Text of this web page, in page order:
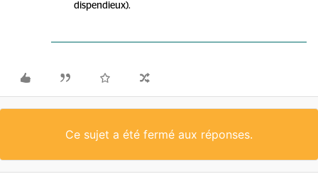
dispendieux).
Ce sujet a été fermé aux réponses.